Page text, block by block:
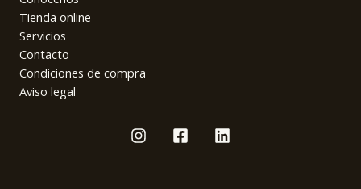
Tienda online
Servicios
Contacto
Condiciones de compra
Aviso legal